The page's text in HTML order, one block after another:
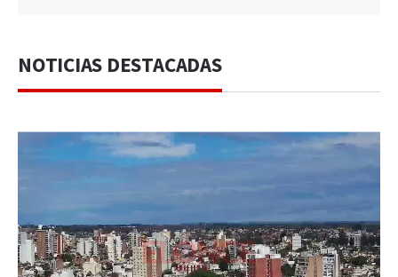
NOTICIAS DESTACADAS